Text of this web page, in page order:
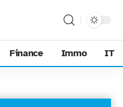
Finance Immo IT